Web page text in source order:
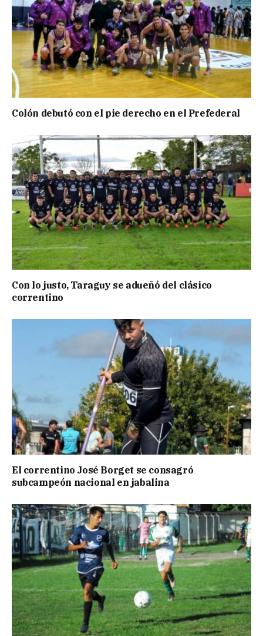
Colón debutó con el pie derecho en el Prefederal
Con lo justo, Taraguy se adueñó del clásico
correntino
El correntino José Borget se consagró
subcampeón nacional en jabalina